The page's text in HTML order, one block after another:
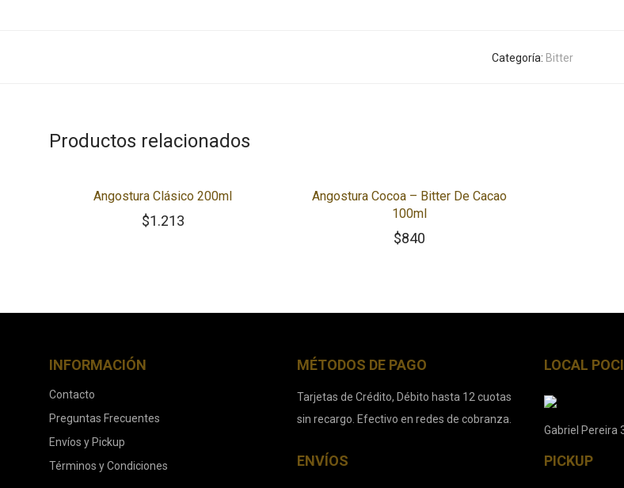
Categoría: Bitter
Productos relacionados
Angostura Clásico 200ml
$1.213
Angostura Cocoa – Bitter De Cacao
100ml
$840
INFORMACIÓN
Contacto
Preguntas Frecuentes
Envíos y Pickup
Términos y Condiciones
MÉTODOS DE PAGO
Tarjetas de Crédito, Débito hasta 12 cuotas
sin recargo. Efectivo en redes de cobranza.
ENVÍOS
LOCAL
Gabriel Pereira
PICKUP